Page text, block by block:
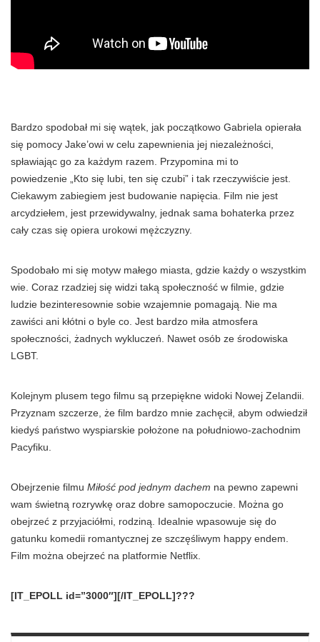
Bardzo spodobał mi się wątek, jak początkowo Gabriela opierała
się pomocy Jake’owi w celu zapewnienia jej niezależności,
spławiając go za każdym razem. Przypomina mi to
powiedzenie „Kto się lubi, ten się czubi” i tak rzeczywiście jest.
Ciekawym zabiegiem jest budowanie napięcia. Film nie jest
arcydziełem, jest przewidywalny, jednak sama bohaterka przez
cały czas się opiera urokowi mężczyzny.
Spodobało mi się motyw małego miasta, gdzie każdy o wszystkim
wie. Coraz rzadziej się widzi taką społeczność w filmie, gdzie
ludzie bezinteresownie sobie wzajemnie pomagają. Nie ma
zawiści ani kłótni o byle co. Jest bardzo miła atmosfera
społeczności, żadnych wykluczeń. Nawet osób ze środowiska
LGBT.
Kolejnym plusem tego filmu są przepiękne widoki Nowej Zelandii.
Przyznam szczerze, że film bardzo mnie zachęcił, abym odwiedził
kiedyś państwo wyspiarskie położone na południowo-zachodnim
Pacyfiku.
Obejrzenie filmu Miłość pod jednym dachem na pewno zapewni
wam świetną rozrywkę oraz dobre samopoczucie. Można go
obejrzeć z przyjaciółmi, rodziną. Idealnie wpasowuje się do
gatunku komedii romantycznej ze szczęśliwym happy endem.
Film można obejrzeć na platformie Netflix.
[IT_EPOLL id=”3000″][/IT_EPOLL]???